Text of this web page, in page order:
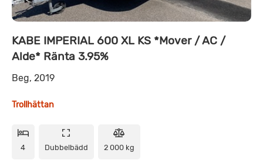
KABE IMPERIAL 600 XL KS *Mover / AC /
Alde* Ränta 3.95%
Beg, 2019
Trollhättan
4 Dubbelbädd 2 000 kg